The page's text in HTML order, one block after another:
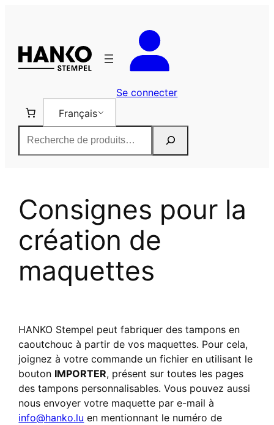
Se connecter
Français
Consignes pour la
création de
maquettes
HANKO Stempel peut fabriquer des tampons en
caoutchouc à partir de vos maquettes. Pour cela,
joignez à votre commande un fichier en utilisant le
bouton IMPORTER, présent sur toutes les pages
des tampons personnalisables. Vous pouvez aussi
nous envoyer votre maquette par e-mail à
info@hanko.lu en mentionnant le numéro de